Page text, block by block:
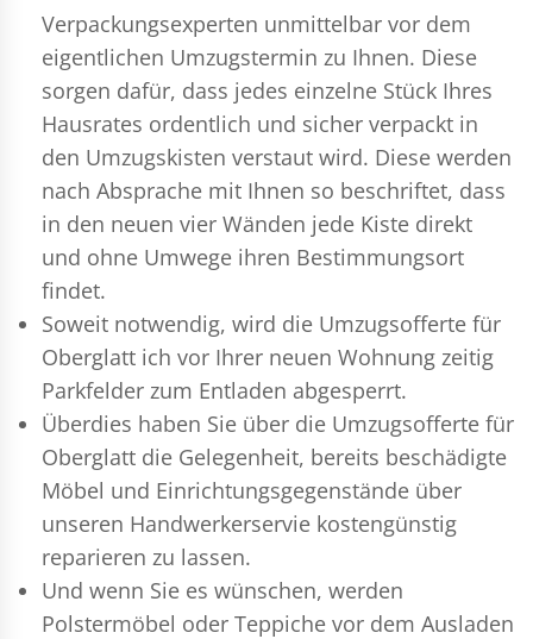
Verpackungsexperten unmittelbar vor dem
eigentlichen Umzugstermin zu Ihnen. Diese
sorgen dafür, dass jedes einzelne Stück Ihres
Hausrates ordentlich und sicher verpackt in
den Umzugskisten verstaut wird. Diese werden
nach Absprache mit Ihnen so beschriftet, dass
in den neuen vier Wänden jede Kiste direkt
und ohne Umwege ihren Bestimmungsort
findet.
Soweit notwendig, wird die Umzugsofferte für
Oberglatt ich vor Ihrer neuen Wohnung zeitig
Parkfelder zum Entladen abgesperrt.
Überdies haben Sie über die Umzugsofferte für
Oberglatt die Gelegenheit, bereits beschädigte
Möbel und Einrichtungsgegenstände über
unseren Handwerkerservie kostengünstig
reparieren zu lassen.
Und wenn Sie es wünschen, werden
Polstermöbel oder Teppiche vor dem Ausladen